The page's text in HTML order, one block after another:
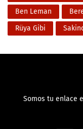
Ben Leman
Rüya Gibi
Somos tu enlace